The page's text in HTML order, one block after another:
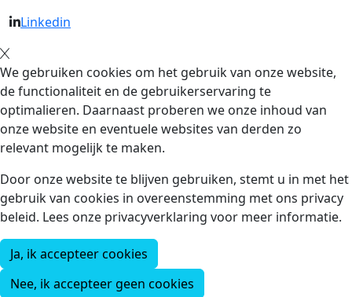
Linkedin
We gebruiken cookies om het gebruik van onze website,
de functionaliteit en de gebruikerservaring te
optimalieren. Daarnaast proberen we onze inhoud van
onze website en eventuele websites van derden zo
relevant mogelijk te maken.
Door onze website te blijven gebruiken, stemt u in met het
gebruik van cookies in overeenstemming met ons privacy
beleid. Lees onze privacyverklaring voor meer informatie.
Ja, ik accepteer cookies
Nee, ik accepteer geen cookies